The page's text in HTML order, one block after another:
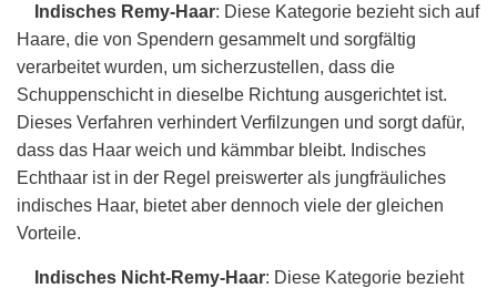
Indisches Remy-Haar: Diese Kategorie bezieht sich auf
Haare, die von Spendern gesammelt und sorgfältig
verarbeitet wurden, um sicherzustellen, dass die
Schuppenschicht in dieselbe Richtung ausgerichtet ist.
Dieses Verfahren verhindert Verfilzungen und sorgt dafür,
dass das Haar weich und kämmbar bleibt. Indisches
Echthaar ist in der Regel preiswerter als jungfräuliches
indisches Haar, bietet aber dennoch viele der gleichen
Vorteile.
Indisches Nicht-Remy-Haar: Diese Kategorie bezieht